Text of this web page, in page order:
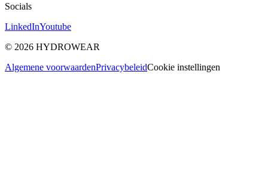
Socials
LinkedInYoutube
© 2026 HYDROWEAR
Algemene voorwaardenPrivacybeleidCookie instellingen